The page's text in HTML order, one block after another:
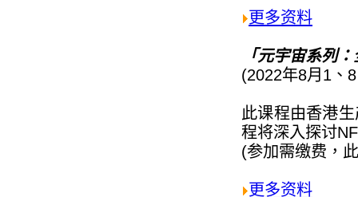
更多资料
「元宇宙系列
(2022年8月1、
此课程由香港
程将深入探讨
(参加需缴费，
更多资料